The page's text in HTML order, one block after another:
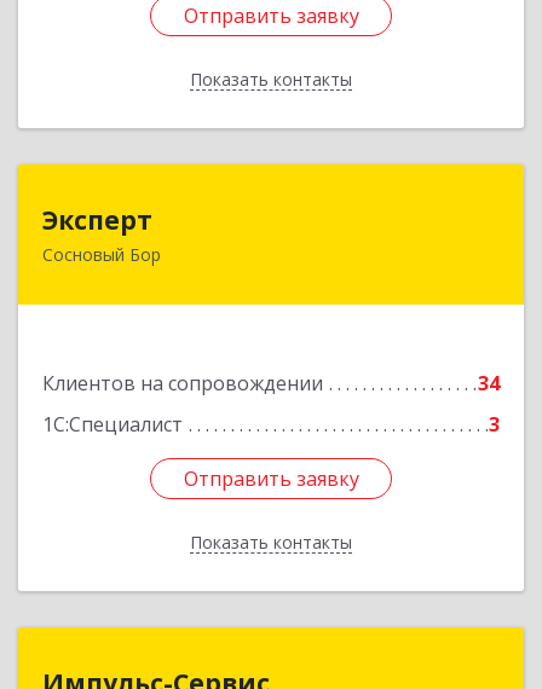
Отправить заявку
Показать контакты
Отправить заявку
Назад
Эксперт
Сосновый Бор
Клиентов на сопровождении
34
1С:Специалист
3
Отправить заявку
Показать контакты
188544, Ленинградская обл, Сосновый Бор г, 50
Отправить заявку
Назад